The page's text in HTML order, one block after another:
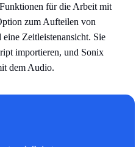
für die Arbeit mit
zum Aufteilen von
Zeitleistenansicht. Sie
importieren, und Sonix
dem Audio.